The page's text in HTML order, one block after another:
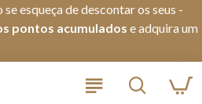
esqueça de descontar os seus -
pontos acumulados e adquira um